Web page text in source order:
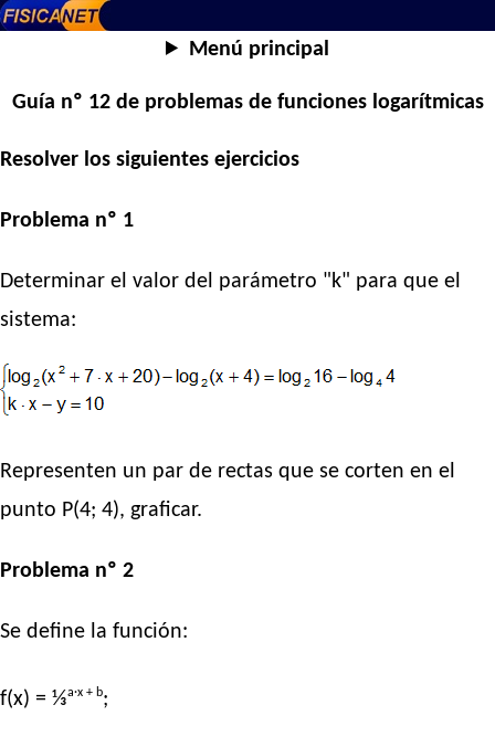
Menú principal
Guía nº 12 de problemas de funciones logarítmicas
Resolver los siguientes ejercicios
Problema nº 1
Determinar el valor del parámetro "k" para que el
sistema:
Representen un par de rectas que se corten en el
punto P(4; 4), graficar.
Problema nº 2
Se define la función:
f(x) = ⅓a·x + b;